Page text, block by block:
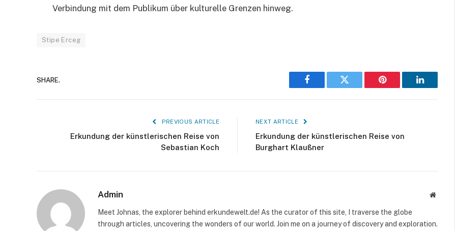
Verbindung mit dem Publikum über kulturelle Grenzen hinweg.
Stipe Erceg
SHARE.
Facebook Twitter Pinterest LinkedIn
PREVIOUS ARTICLE
Erkundung der künstlerischen Reise von
Sebastian Koch
NEXT ARTICLE
Erkundung der künstlerischen Reise von
Burghart Klaußner
Admin Website
Meet Johnas, the explorer behind erkundewelt.de! As the curator of this site, I traverse the globe
through articles, uncovering the wonders of our world. Join me on a journey of discovery and exploration.